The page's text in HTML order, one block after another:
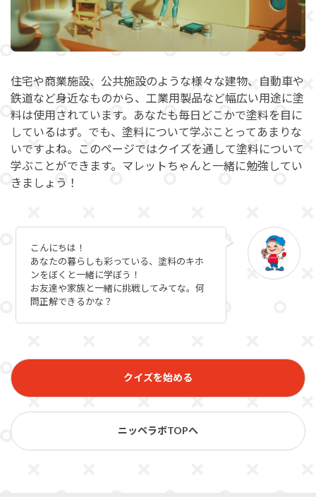
住宅や商業施設、公共施設のような様々な建物、自動車や
鉄道など身近なものから、工業用製品など幅広い用途に塗
料は使用されています。
あなたも毎日どこかで塗料を目に
しているはず。 でも、塗料について学ぶことってあまりな
いですよね。
このページではクイズを通して塗料について
学ぶことができます。 マレットちゃんと一緒に勉強してい
きましょう！
こんにちは！
あなたの暮らしも彩っている、塗料のキホ
ンをぼくと一緒に学ぼう！
お友達や家族と一緒に挑戦してみてな。何
問正解できるかな？
クイズを始める
ニッペラボTOPへ